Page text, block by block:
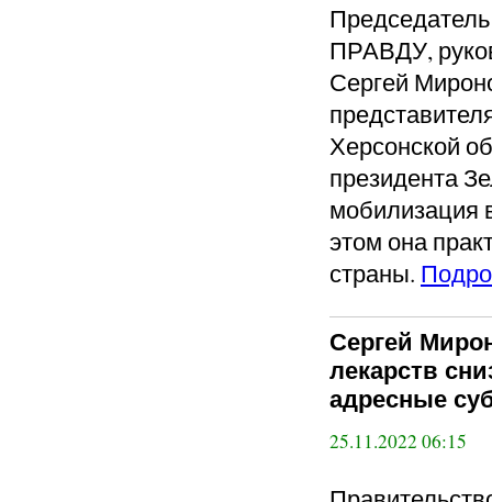
ПРАВДУ,
Сергей
Херсонской
президента
мобилизация
этом она
страны.
Сергей
лекарств
адресные
25.11.2022 06:15